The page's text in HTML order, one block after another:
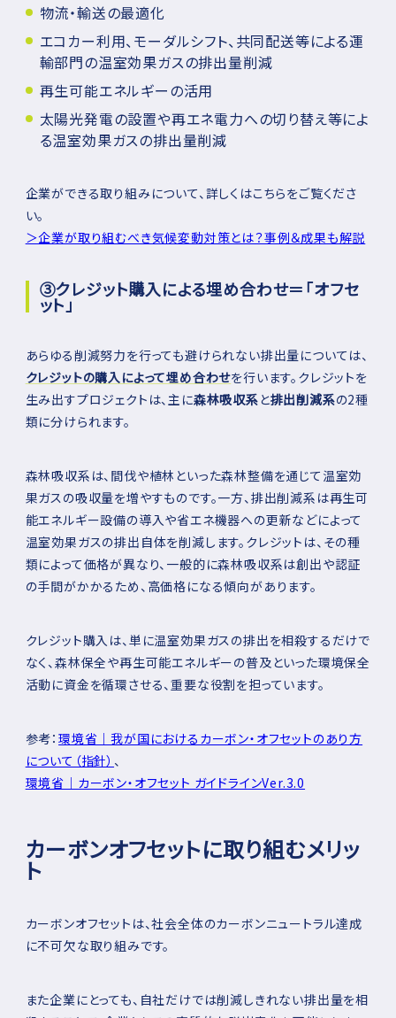
物流・輸送の最適化
エコカー利用、モーダルシフト、共同配送等による運
輸部門の温室効果ガスの排出量削減
再生可能エネルギーの活用
太陽光発電の設置や再エネ電力への切り替え等によ
る温室効果ガスの排出量削減
企業ができる取り組みについて、詳しくはこちらをご覧くださ
い。
＞企業が取り組むべき気候変動対策とは？事例＆成果も解説
➂クレジット購入による埋め合わせ＝「オフセ
ット」
あらゆる削減努力を行っても避けられない排出量については、
クレジットの購入によって埋め合わせを行います。クレジットを
生み出すプロジェクトは、主に森林吸収系と排出削減系の2種
類に分けられます。
森林吸収系は、間伐や植林といった森林整備を通じて温室効
果ガスの吸収量を増やすものです。一方、排出削減系は再生可
能エネルギー設備の導入や省エネ機器への更新などによって
温室効果ガスの排出自体を削減します。クレジットは、その種
類によって価格が異なり、一般的に森林吸収系は創出や認証
の手間がかかるため、高価格になる傾向があります。
クレジット購入は、単に温室効果ガスの排出を相殺するだけで
なく、森林保全や再生可能エネルギーの普及といった環境保全
活動に資金を循環させる、重要な役割を担っています。
参考：環境省｜我が国におけるカーボン・オフセットのあり方
について（指針） 、
環境省｜カーボン・オフセット ガイドラインVer.3.0
カーボンオフセットに取り組むメリッ
ト
カーボンオフセットは、社会全体のカーボンニュートラル達成
に不可欠な取り組みです。
また企業にとっても、自社だけでは削減しきれない排出量を相